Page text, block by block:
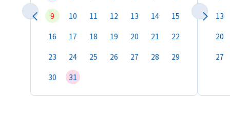
9
10 11 12 13 14
15
16
17 18 19 20 21
22
23
24 25 26 27 28
29
30
31
13
20
27